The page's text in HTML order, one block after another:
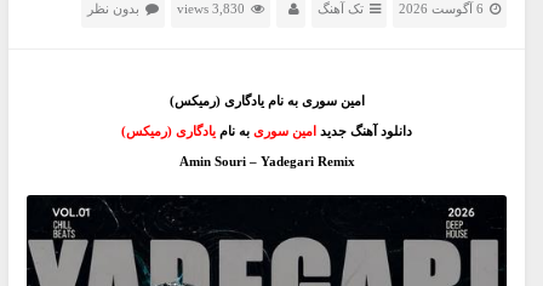
6 آگوست 2026 تک آهنگ 3,830 views بدون نظر
امین سوری به نام یادگاری (رمیکس)
دانلود آهنگ جدیدامین سوریبه نام یادگاری (رمیکس)
Amin Souri – Yadegari Remix